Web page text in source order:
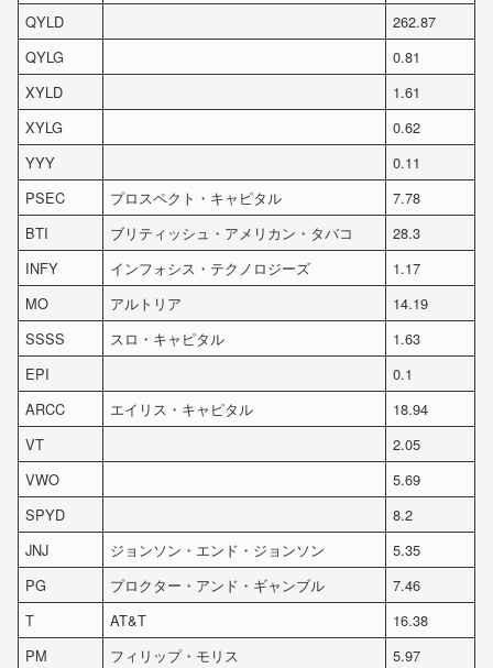
QYLD
262.87
QYLG
0.81
XYLD
1.61
XYLG
0.62
YYY
0.11
PSEC
プロスペクト・キャピタル
7.78
BTI
ブリティッシュ・アメリカン・タバコ
28.3
INFY
インフォシス・テクノロジーズ
1.17
MO
アルトリア
14.19
SSSS
スロ・キャピタル
1.63
EPI
0.1
ARCC
エイリス・キャピタル
18.94
VT
2.05
VWO
5.69
SPYD
8.2
JNJ
ジョンソン・エンド・ジョンソン
5.35
PG
プロクター・アンド・ギャンブル
7.46
T
AT&T
16.38
PM
フィリップ・モリス
5.97